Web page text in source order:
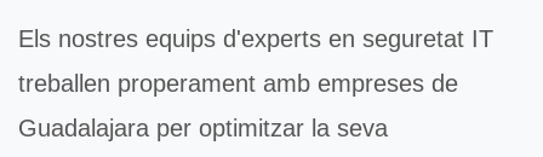
Els nostres equips d'experts en seguretat IT
treballen properament amb empreses de
Guadalajara per optimitzar la seva